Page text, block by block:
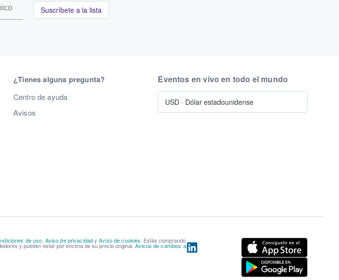
Suscríbete a la lista
¿Tienes alguna pregunta?
Centro de ayuda
Avisos
Eventos en vivo en todo el mundo
USD · Dólar estadounidense
de uso Aviso de privacidadyAviso de cookies . Estás comprando
y pueden estar por encima de su precio original. Avisos de cambios a